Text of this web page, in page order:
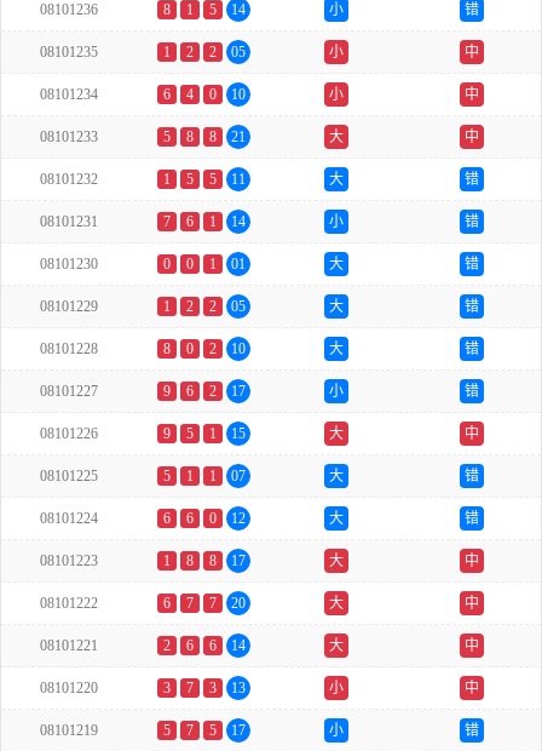
08101236 8 1 5 14 小 错
08101235 1 2 2 05 小 中
08101234 6 4 0 10 小 中
08101233 5 8 8 21 大 中
08101232 1 5 5 11 大 错
08101231 7 6 1 14 小 错
08101230 0 0 1 01 大 错
08101229 1 2 2 05 大 错
08101228 8 0 2 10 大 错
08101227 9 6 2 17 小 错
08101226 9 5 1 15 大 中
08101225 5 1 1 07 大 错
08101224 6 6 0 12 大 错
08101223 1 8 8 17 大 中
08101222 6 7 7 20 大 中
08101221 2 6 6 14 大 中
08101220 3 7 3 13 小 中
08101219 5 7 5 17 小 错